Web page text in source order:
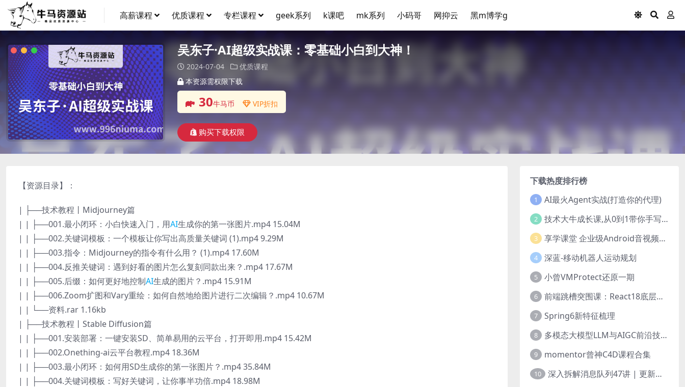
高薪课程 优质课程 专栏课程 geek系列 k课吧 mk系列 小码哥 网抑云 黑m博学g
吴东子·AI超级实战课：零基础小白到大神！
2024-07-04
优质课程
本资源需权限下载
30牛马币 VIP折扣
购买下载权限
【资源目录】：
| ├──技术教程丨Midjourney篇
| | ├──001.最小闭环：小白快速入门，用AI生成你的第一张图片.mp4 15.04M
| | ├──002.关键词模板：一个模板让你写出高质量关键词 (1).mp4 9.29M
| | ├──003.指令：Midjourney的指令有什么用？ (1).mp4 17.60M
| | ├──004.反推关键词：遇到好看的图片怎么复刻同款出来？.mp4 17.67M
| | ├──005.后缀：如何更好地控制AI生成的图片？.mp4 15.91M
| | ├──006.Zoom扩图和Vary重绘：如何自然地给图片进行二次编辑？.mp4 10.67M
| | └──资料.rar 1.16kb
| ├──技术教程丨Stable Diffusion篇
| | ├──001.安装部署：一键安装SD、简单易用的云平台，打开即用.mp4 15.42M
| | ├──002.Onething-ai云平台教程.mp4 18.36M
| | ├──003.最小闭环：如何用SD生成你的第一张图片？.mp4 35.84M
| | ├──004.关键词模板：写好关键词，让你事半功倍.mp4 18.98M
下载热度排行榜
1 AI最火Agent实战(打造你的代理)
2 技术大牛成长课,从0到1带你手写一个数据库系统
3 享学课堂 企业级Android音视频开发学习路线+项目实战（附源码）
4 深蓝-移动机器人运动规划
5 小曾VMProtect还原一期
6 前端跳槽突围课：React18底层源码深入剖析
7 Spring6新特征梳理
8 多模态大模型LLM与AIGC前沿技术实战
9 momentor曾神C4D课程合集
10 深入拆解消息队列47讲 | 更新完结